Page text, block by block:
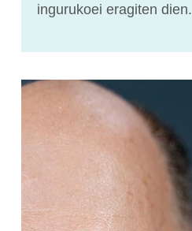
ingurukoei eragiten dien.